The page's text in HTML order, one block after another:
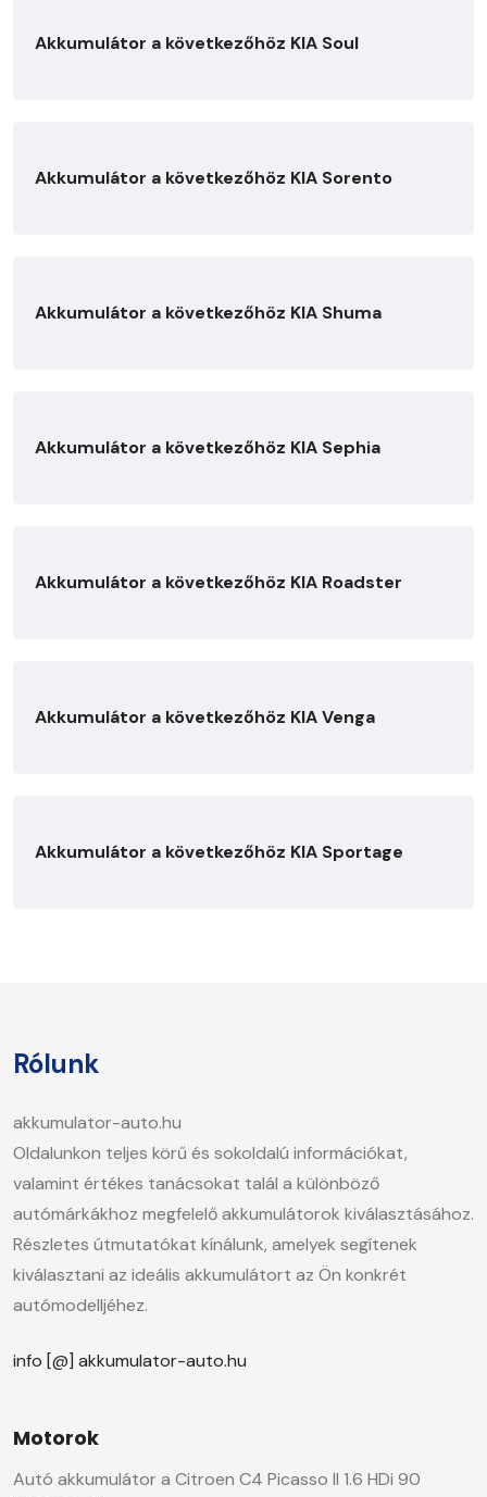
Akkumulátor a következőhöz KIA Soul
Akkumulátor a következőhöz KIA Sorento
Akkumulátor a következőhöz KIA Shuma
Akkumulátor a következőhöz KIA Sephia
Akkumulátor a következőhöz KIA Roadster
Akkumulátor a következőhöz KIA Venga
Akkumulátor a következőhöz KIA Sportage
Rólunk
akkumulator-auto.hu
Oldalunkon teljes körű és sokoldalú információkat,
valamint értékes tanácsokat talál a különböző
autómárkákhoz megfelelő akkumulátorok kiválasztásához.
Részletes útmutatókat kínálunk, amelyek segítenek
kiválasztani az ideális akkumulátort az Ön konkrét
autómodelljéhez.
info [@] akkumulator-auto.hu
Motorok
Autó akkumulátor a Citroen C4 Picasso II 1.6 HDi 90